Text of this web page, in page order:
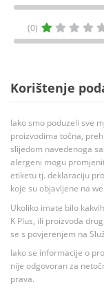
(0)
Korištenje
Iako smo poduzeli sve
proizvodima točna,
slijedom navedenoga
alergeni mogu
etiketu tj. deklaraciju
koje su objavljene na
Ukoliko imate bilo
K Plus, ili proizvoda
se s povjerenjem na
Iako se informacije o
nije odgovoran za
prava.